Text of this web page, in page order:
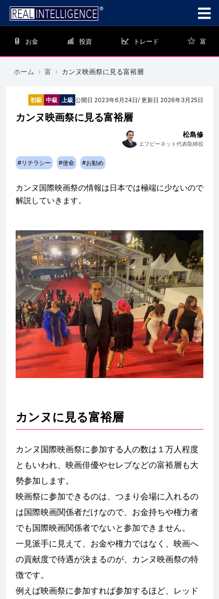
お金 投資 トレード 富
ホーム › 富 › カンヌ映画祭に見る富裕層
初級 中級 上級 公開日 2023年6月24日/ 更新日 2026年3月25日
カンヌ映画祭に見る富裕層
松島修
エフピーネット代表取締役
#リテラシー #使命 #お勧め
カンヌ国際映画祭の情報は日本では極端に少ないので
解説していきます。
カンヌに見る富裕層
カンヌ国際映画祭に参加する人の数は１万人程度
ともいわれ、映画俳優やセレブなどの富裕層も大
勢参加します。
映画祭に参加できるのは、つまり会場に入れるの
は国際映画関係者だけなので、お金持ちや権力者
でも国際映画関係者でないと参加できません。
一見派手に見えて、お金や権力ではなく、映画へ
の貢献度で待遇が決まるのが、カンヌ映画祭の特
徴です。
例えば映画祭に参加すれば参加するほど、レッド